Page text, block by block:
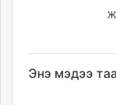
Энэ мэдээ